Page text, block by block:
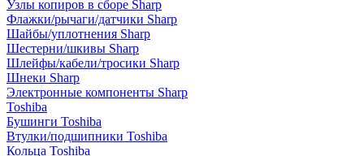
Узлы копиров в сборе Sharp
Флажки/рычаги/датчики Sharp
Шайбы/уплотнения Sharp
Шестерни/шкивы Sharp
Шлейфы/кабели/тросики Sharp
Шнеки Sharp
Электронные компоненты Sharp
Toshiba
Бушинги Toshiba
Втулки/подшипники Toshiba
Кольца Toshiba